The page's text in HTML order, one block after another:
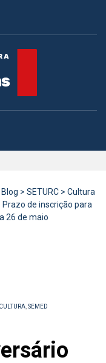
Blog > SETURC > Cultura
Prazo de inscrição para
26 de maio
CULTURA,SEMED